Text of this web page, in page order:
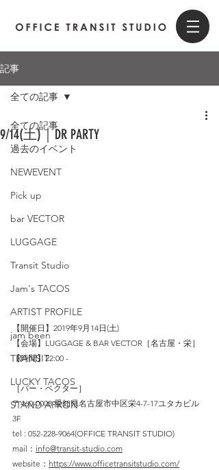
記事
全ての記事
過去のイベント
NEWEVENT
Pick up
bar VECTOR
LUGGAGE
Transit Studio
Jam's TACOS
ARTIST PROFILE
jam been
TRANSIT
LUCKY TACOS
STAND APRON
全ての記事
9/14(土)｜DR PARTY
【開催日】2019年9月14日(土)
【会場】LUGGAGE & BAR VECTOR［名古屋・栄］
【時間】22:00 -
［バー・ベクター］
〒460-0008 愛知県名古屋市中区栄4-7-17ユタカビル
3F
tel : 052-228-9064(OFFICE TRANSIT STUDIO)
mail： info@transit-studio.com
website： https://www.officetransitstudio.com/